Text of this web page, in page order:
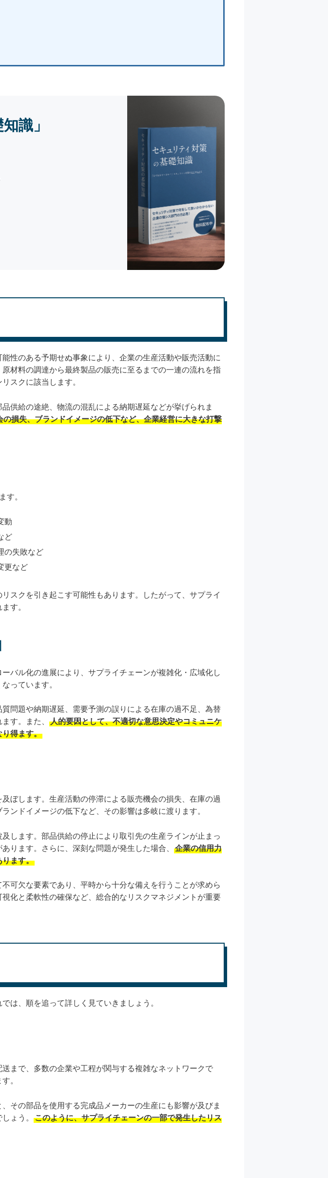
識」
性のある予期せぬ事象により、企業の生産活動や販売活動に
材料の調達から最終製品の販売に至るまでの一連の流れを指
スクに該当します。
供給の途絶、物流の混乱による納期遅延などが挙げられま
損失、ブランドイメージの低下など、企業経営に大きな打撃
す。
動
ど
の失敗など
更など
スクを引き起こす可能性もあります。したがって、サプライ
す。
バル化の進展により、サプライチェーンが複雑化・広域化し
っています。
問題や納期遅延、需要予測の誤りによる在庫の過不足、為替
す。また、
人的要因として、不適切な意思決定やコミュニケ
り得ます。
ぼします。生産活動の停滞による販売機会の損失、在庫の過
ンドイメージの低下など、その影響は多岐に渡ります。
します。部品供給の停止により取引先の生産ラインが止まっ
ります。さらに、深刻な問題が発生した場合、
企業の信用力
ります。
可欠な要素であり、平時から十分な備えを行うことが求めら
化と柔軟性の確保など、総合的なリスクマネジメントが重要
は、順を追って詳しく見ていきましょう。
まで、多数の企業や工程が関与する複雑なネットワークで
。
その部品を使用する完成品メーカーの生産にも影響が及びま
ょう。
このように、サプライチェーンの一部で発生したリス